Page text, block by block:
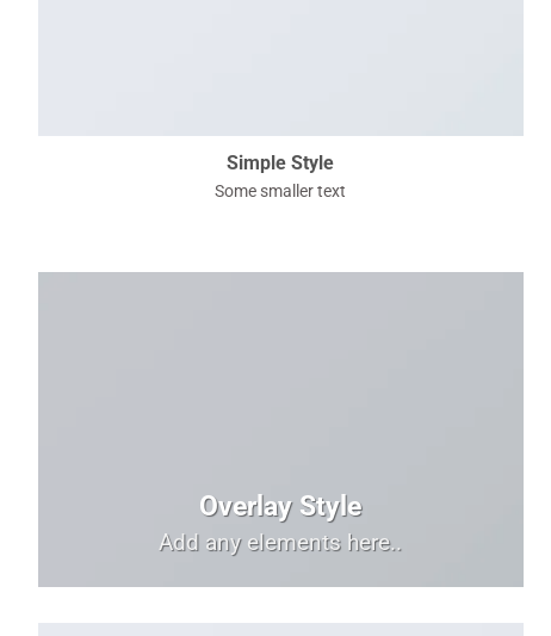
Simple Style
Some smaller text
Overlay Style
Add any elements here..